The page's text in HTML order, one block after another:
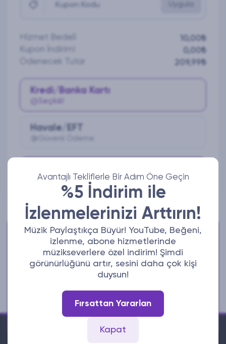
Avantajlı Tekliflerle Bir Adım Öne Geçin
%5 İndirim ile
İzlenmelerinizi Arttırın!
Müzik Paylaştıkça Büyür! YouTube, Beğeni,
izlenme, abone hizmetlerinde
müzikseverlere özel indirim! Şimdi
görünürlüğünü artır, sesini daha çok kişi
duysun!
Fırsattan Yararlan
Kapat
Kupon Kodu
10,00₺
0,00₺
209,99₺
Kredi/Banka Kartı
Seçildi!
Havale/EFT
Ödeme Yap
Bize Ulaşabilirsiniz!
Aktif iletişim adreslerimizden bize ulaşabilirsiniz.
E-Posta
Whatsapp